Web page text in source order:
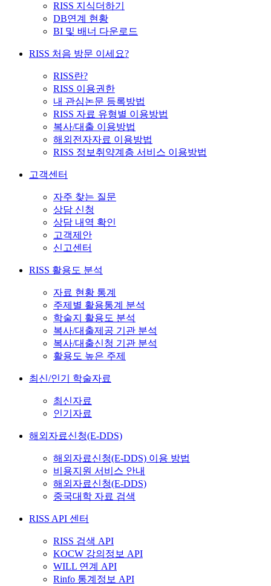
RISS 지식더하기
DB연계 현황
BI 및 배너 다운로드
RISS 처음 방문 이세요?
RISS란?
RISS 이용권한
내 관심논문 등록방법
RISS 자료 유형별 이용방법
복사/대출 이용방법
해외전자자료 이용방법
RISS 정보취약계층 서비스 이용방법
고객센터
자주 찾는 질문
상담 신청
상담 내역 확인
고객제안
신고센터
RISS 활용도 분석
자료 현황 통계
주제별 활용통계 분석
학술지 활용도 분석
복사/대출제공 기관 분석
복사/대출신청 기관 분석
활용도 높은 주제
최신/인기 학술자료
최신자료
인기자료
해외자료신청(E-DDS)
해외자료신청(E-DDS) 이용 방법
비용지원 서비스 안내
해외자료신청(E-DDS)
중국대학 자료 검색
RISS API 센터
RISS 검색 API
KOCW 강의정보 API
WILL 연계 API
Rinfo 통계정보 API